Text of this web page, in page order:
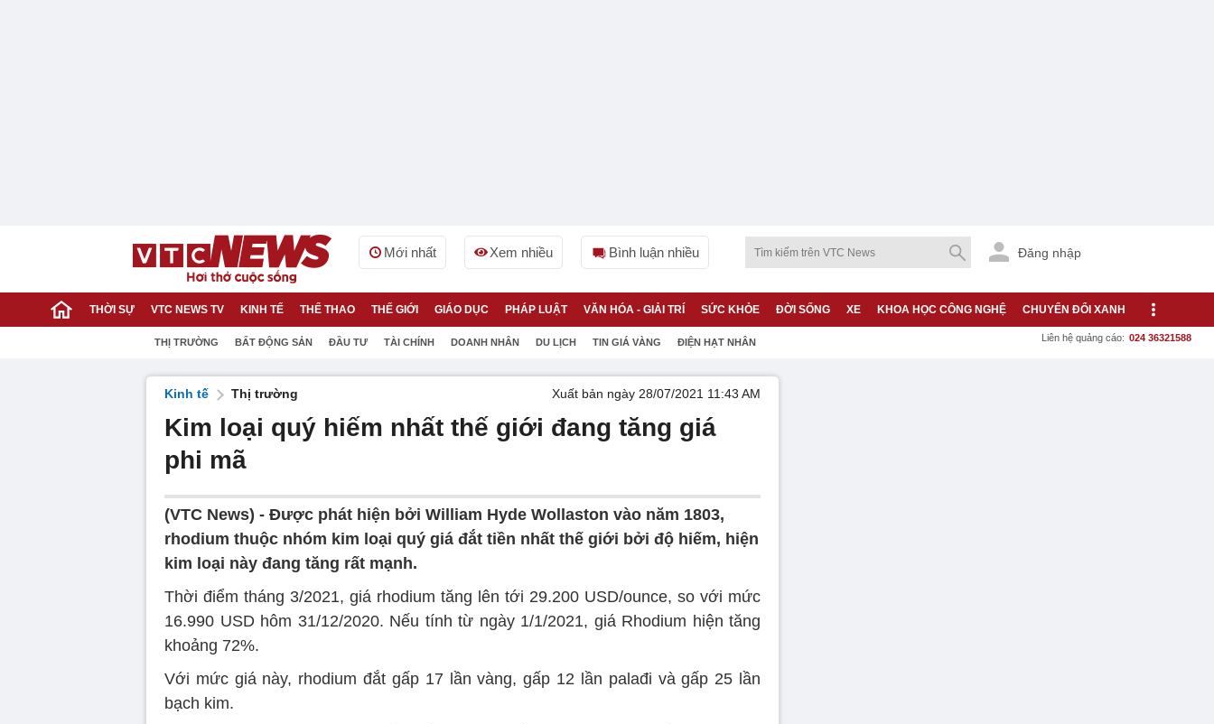
Mới nhất Xem nhiều Bình luận nhiều Đăng nhập
THỜI SỰ VTC NEWS TV KINH TẾ THỂ THAO THẾ GIỚI GIÁO DỤC PHÁP LUẬT VĂN HÓA - GIẢI TRÍ SỨC KHỎE ĐỜI SỐNG XE KHOA HỌC CÔNG NGHỆ CHUYỂN ĐỔI XANH
THỊ TRƯỜNG BẤT ĐỘNG SẢN ĐẦU TƯ TÀI CHÍNH DOANH NHÂN DU LỊCH TIN GIÁ VÀNG ĐIỆN HẠT NHÂN Liên hệ quảng cáo: 024 36321588
Kinh tế Thị trường Xuất bản ngày 28/07/2021 11:43 AM
Kim loại quý hiếm nhất thế giới đang tăng giá
phi mã
(VTC News) - Được phát hiện bởi William Hyde Wollaston vào năm 1803,
rhodium thuộc nhóm kim loại quý giá đắt tiền nhất thế giới bởi độ hiếm, hiện
kim loại này đang tăng rất mạnh.
Thời điểm tháng 3/2021, giá rhodium tăng lên tới 29.200 USD/ounce, so với mức
16.990 USD hôm 31/12/2020. Nếu tính từ ngày 1/1/2021, giá Rhodium hiện tăng
khoảng 72%.
Với mức giá này, rhodium đắt gấp 17 lần vàng, gấp 12 lần palađi và gấp 25 lần
bạch kim.